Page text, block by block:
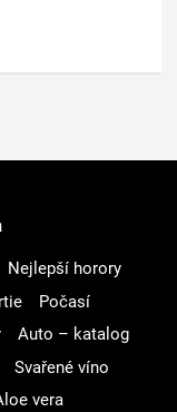
Nejlepší horory
Počasí
Auto – katalog
Svařené víno
vera